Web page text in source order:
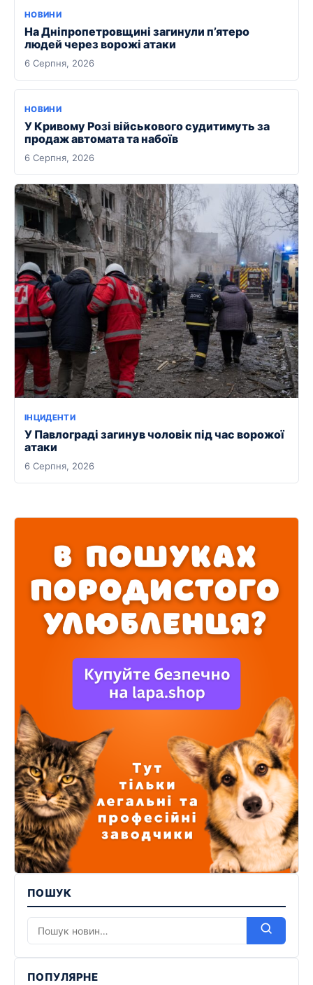
НОВИНИ
На Дніпропетровщині загинули п’ятеро
людей через ворожі атаки
6 Серпня, 2026
НОВИНИ
У Кривому Розі військового судитимуть за
продаж автомата та набоїв
6 Серпня, 2026
ІНЦИДЕНТИ
У Павлограді загинув чоловік під час ворожої
атаки
6 Серпня, 2026
ПОШУК
ПОПУЛЯРНЕ